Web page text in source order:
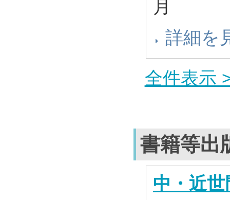
月
詳細を
全件表示
書籍等出
中・近